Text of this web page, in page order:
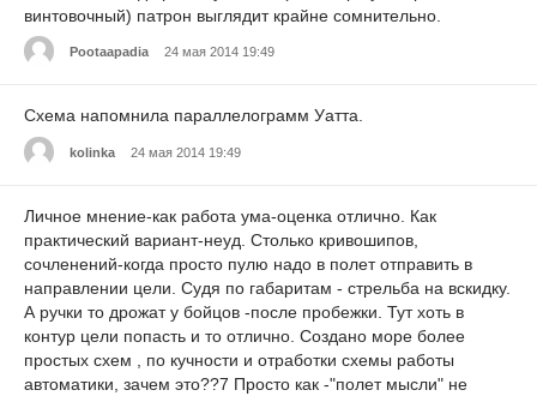
винтовочный) патрон выглядит крайне сомнительно.
Pootaapadia 24 мая 2014 19:49
Схема напомнила параллелограмм Уатта.
kolinka 24 мая 2014 19:49
Личное мнение-как работа ума-оценка отлично. Как
практический вариант-неуд. Столько кривошипов,
сочленений-когда просто пулю надо в полет отправить в
направлении цели. Судя по габаритам - стрельба на вскидку.
А ручки то дрожат у бойцов -после пробежки. Тут хоть в
контур цели попасть и то отлично. Создано море более
простых схем , по кучности и отработки схемы работы
автоматики, зачем это??7 Просто как -"полет мысли" не